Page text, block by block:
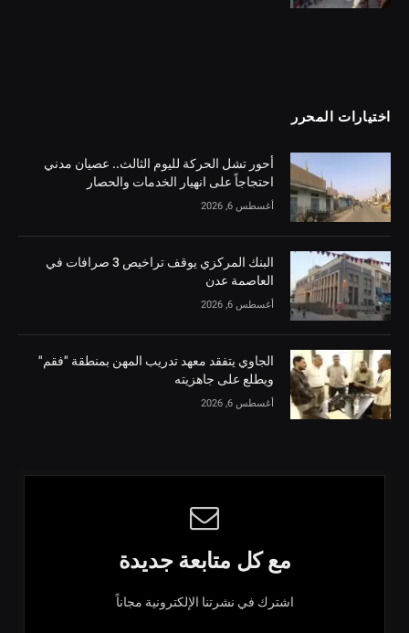
اختيارات المحرر
أحور تشل الحركة لليوم الثالث.. عصيان مدني
احتجاجاً على انهيار الخدمات والحصار
أغسطس 6, 2026
البنك المركزي يوقف تراخيص 3 صرافات في
العاصمة عدن
أغسطس 6, 2026
الجاوي يتفقد معهد تدريب المهن بمنطقة "فقم"
ويطلع على جاهزيته
أغسطس 6, 2026
مع كل متابعة جديدة
اشترك في نشرتنا الإلكترونية مجاناً